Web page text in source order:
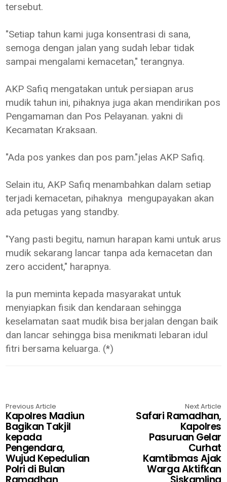
tersebut.
"Setiap tahun kami juga konsentrasi di sana,
semoga dengan jalan yang sudah lebar tidak
sampai mengalami kemacetan," terangnya.
AKP Safiq mengatakan untuk persiapan arus
mudik tahun ini, pihaknya juga akan mendirikan pos
Pengamaman dan Pos Pelayanan. yakni di
Kecamatan Kraksaan.
"Ada pos yankes dan pos pam."jelas AKP Safiq.
Selain itu, AKP Safiq menambahkan dalam setiap
terjadi kemacetan, pihaknya mengupayakan akan
ada petugas yang standby.
"Yang pasti begitu, namun harapan kami untuk arus
mudik sekarang lancar tanpa ada kemacetan dan
zero accident," harapnya.
Ia pun meminta kepada masyarakat untuk
menyiapkan fisik dan kendaraan sehingga
keselamatan saat mudik bisa berjalan dengan baik
dan lancar sehingga bisa menikmati lebaran idul
fitri bersama keluarga. (*)
Previous Article
Kapolres Madiun
Bagikan Takjil
kepada
Pengendara,
Wujud Kepedulian
Polri di Bulan
Next Article
Safari Ramadhan,
Kapolres
Pasuruan Gelar
Curhat
Kamtibmas Ajak
Warga Aktifkan